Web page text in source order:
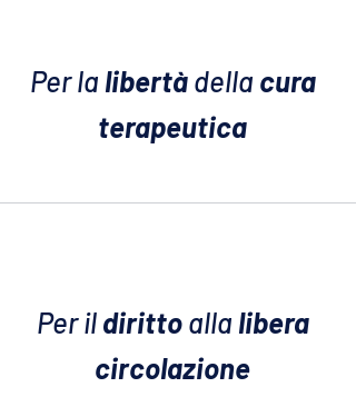
Per la libertàdella cura
terapeutica
Per ildirittoalla libera
circolazione